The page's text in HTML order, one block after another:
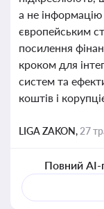
а не
європейським
посилення
кроком для
систем та
коштів і
LIGA ZAKON, 27
Повний AI-